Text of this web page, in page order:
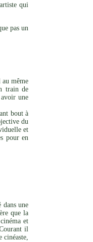
qui
pas un
même
train de
une
bout à
du
et
pour en
une
que la
et
il
cinéaste,